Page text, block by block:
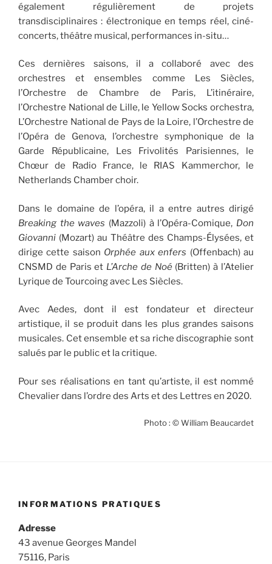
également régulièrement de projets
transdisciplinaires : électronique en temps réel, ciné-
concerts, théâtre musical, performances in-situ…
Ces dernières saisons, il a collaboré avec des
orchestres et ensembles comme Les Siècles,
l’Orchestre de Chambre de Paris, L’itinéraire,
l’Orchestre National de Lille, le Yellow Socks orchestra,
L’Orchestre National de Pays de la Loire, l’Orchestre de
l’Opéra de Genova, l’orchestre symphonique de la
Garde Républicaine, Les Frivolités Parisiennes, le
Chœur de Radio France, le RIAS Kammerchor, le
Netherlands Chamber choir.
Dans le domaine de l’opéra, il a entre autres dirigé
Breaking the waves (Mazzoli) à l’Opéra-Comique, Don
Giovanni (Mozart) au Théâtre des Champs-Élysées, et
dirige cette saison Orphée aux enfers (Offenbach) au
CNSMD de Paris et L’Arche de Noé (Britten) à l’Atelier
Lyrique de Tourcoing avec Les Siècles.
Avec Aedes, dont il est fondateur et directeur
artistique, il se produit dans les plus grandes saisons
musicales. Cet ensemble et sa riche discographie sont
salués par le public et la critique.
Pour ses réalisations en tant qu’artiste, il est nommé
Chevalier dans l’ordre des Arts et des Lettres en 2020.
Photo : © William Beaucardet
INFORMATIONS PRATIQUES
Adresse
43 avenue Georges Mandel
75116, Paris